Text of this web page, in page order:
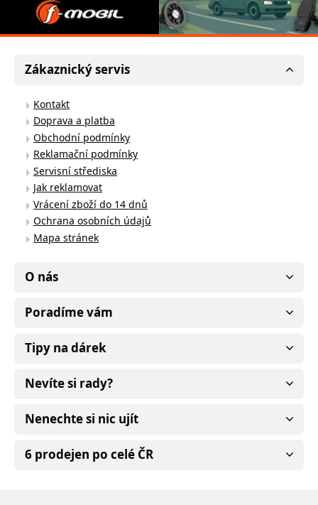
Zákaznický servis
Kontakt
Doprava a platba
Obchodní podmínky
Reklamační podmínky
Servisní střediska
Jak reklamovat
Vrácení zboží do 14 dnů
Ochrana osobních údajů
Mapa stránek
O nás
Poradíme vám
Tipy na dárek
Nevíte si rady?
Nenechte si nic ujít
6 prodejen po celé ČR